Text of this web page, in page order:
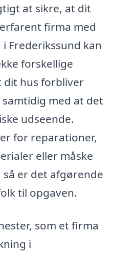
at sikre, at dit
firma med
Frederikssund kan
forskellige
dit hus forbliver
med at det
udseende.
for reparationer,
eller måske
er det afgørende
til opgaven.
som et firma
i